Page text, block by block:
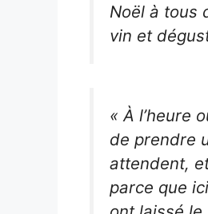
Noël à tous
vin et
« À l’heure
de prendre
attendent,
parce que